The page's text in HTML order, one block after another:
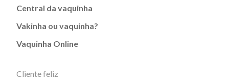
Central da vaquinha
Vakinha ou vaquinha?
Vaquinha Online
Cliente feliz